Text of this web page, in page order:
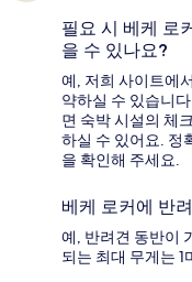
필요 시 베케 로
을 수 있나요?
예, 저희 사이트에
약하실 수 있습니
면 숙박 시설의 체
하실 수 있어요. 정
을 확인해 주세요.
베케 로커에 반
예, 반려견 동반이
되는 최대 무게는